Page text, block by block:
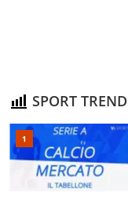
SPORT TREND